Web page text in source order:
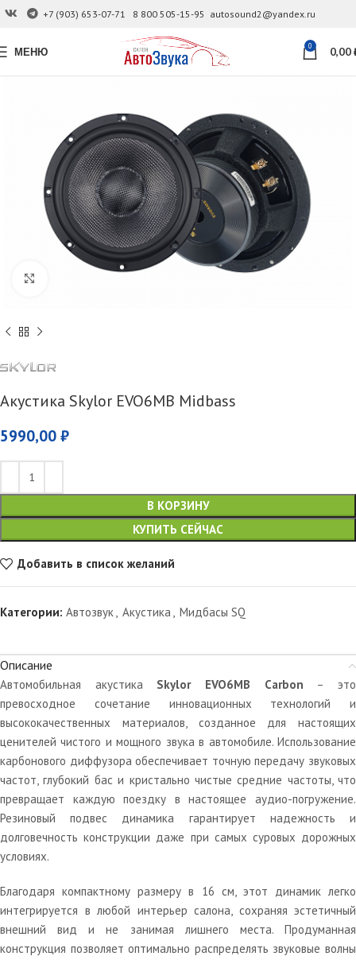
+7 (903) 653-07-71 8 800 505-15-95 autosound2@yandex.ru
МЕНЮ 0 0,00
Акустика Skylor EVO6MB Midbass
5990,00 ₽
В КОРЗИНУ
КУПИТЬ СЕЙЧАС
Добавить в список желаний
Категории: Автозвук, Акустика , Мидбасы SQ
Описание
Автомобильная акустика Skylor EVO6MB Carbon – это
превосходное сочетание инновационных технологий и
высококачественных материалов, созданное для настоящих
ценителей чистого и мощного звука в автомобиле. Использование
карбонового диффузора обеспечивает точную передачу звуковых
частот, глубокий бас и кристально чистые средние частоты, что
превращает каждую поездку в настоящее аудио-погружение.
Резиновый подвес динамика гарантирует надежность и
долговечность конструкции даже при самых суровых дорожных
условиях.
Благодаря компактному размеру в 16 см, этот динамик легко
интегрируется в любой интерьер салона, сохраняя эстетичный
внешний вид и не занимая лишнего места. Продуманная
конструкция позволяет оптимально распределять звуковые волны